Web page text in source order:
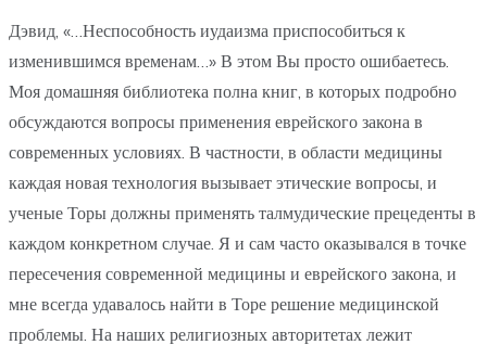
Дэвид, «…Неспособность иудаизма приспособиться к
изменившимся временам…» В этом Вы просто ошибаетесь.
Моя домашняя библиотека полна книг, в которых подробно
обсуждаются вопросы применения еврейского закона в
современных условиях. В частности, в области медицины
каждая новая технология вызывает этические вопросы, и
ученые Торы должны применять талмудические прецеденты в
каждом конкретном случае. Я и сам часто оказывался в точке
пересечения современной медицины и еврейского закона, и
мне всегда удавалось найти в Торе решение медицинской
проблемы. На наших религиозных авторитетах лежит